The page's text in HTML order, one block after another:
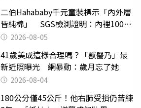
二伯Hahababy千元童裝標示「內外層
皆純棉」 SGS檢測證明：內裡100%
聚酯纖維
2026-08-05
41歲美成這樣合理嗎？「獸醫乃」最
新近照曝光 網暴動：歲月忘了她
2026-08-04
180公分僅45公斤！他右肺受損仍苦練